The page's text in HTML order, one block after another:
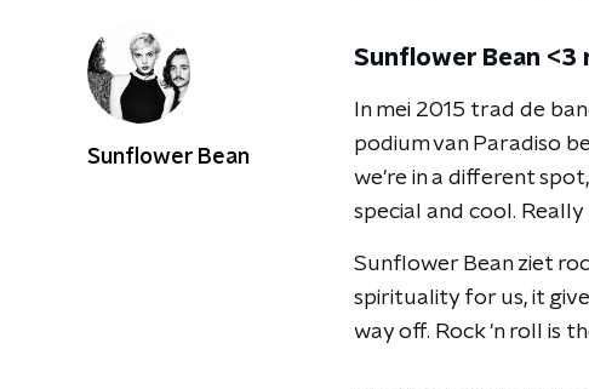
Sunflower Bean <3
In mei 2015 trad de
podium van Paradiso
we're in a different
special and cool.
Sunflower Bean ziet
spirituality for us, it
way off. Rock 'n roll is
Sunflower Bean